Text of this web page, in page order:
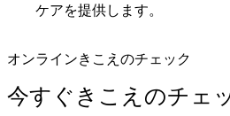
ケアを提供します。
オンラインきこえのチェック
今すぐきこえのチェ